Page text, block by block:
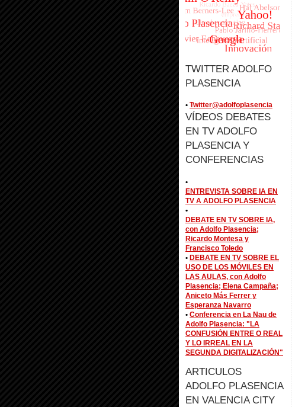
TWITTER ADOLFO
PLASENCIA
• Twitter@adolfoplasencia
VÍDEOS DEBATES
EN TV ADOLFO
PLASENCIA Y
CONFERENCIAS
•
ENTREVISTA SOBRE IA EN
TV A ADOLFO PLASENCIA
•
DEBATE EN TV SOBRE IA,
con Adolfo Plasencia;
Ricardo Montesa y
Francisco Toledo
• DEBATE EN TV SOBRE EL
USO DE LOS MÓVILES EN
LAS AULAS, con Adolfo
Plasencia; Elena Campaña;
Aniceto Más Ferrer y
Esperanza Navarro
• Conferencia en La Nau de
Adolfo Plasencia: "LA
CONFUSIÓN ENTRE O REAL
Y LO IRREAL EN LA
SEGUNDA DIGITALIZACIÓN"
ARTICULOS
ADOLFO PLASENCIA
EN VALENCIA CITY